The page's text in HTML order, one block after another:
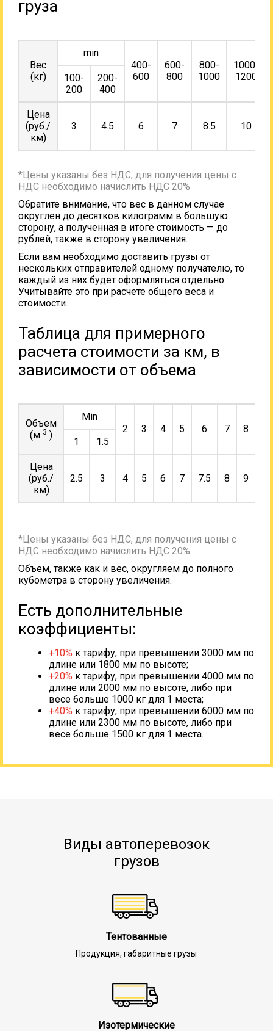
груза
Вес
(кг)
min
400-
600
600-
800
800-
1000
1000-
1200
100-
200
200-
400
Цена
(руб./
км)
3 4.5 6 7 8.5 10
*Цены указаны без НДС, для получения цены с
НДС необходимо начислить НДС 20%
Обратите внимание, что вес в данном случае
округлен до десятков килограмм в большую
сторону, а полученная в итоге стоимость — до
рублей, также в сторону увеличения.
Если вам необходимо доставить грузы от
нескольких отправителей одному получателю, то
каждый из них будет оформляться отдельно.
Учитывайте это при расчете общего веса и
стоимости.
Таблица для примерного
расчета стоимости за км, в
зависимости от объема
Объем
(м 3 )
Min
2
3 4 5 6 7 8
1
1.5
Цена
(руб./
км)
2.5 3 4 5 6 7 7.5 8 9
*Цены указаны без НДС, для получения цены с
НДС необходимо начислить НДС 20%
Объем, также как и вес, округляем до полного
кубометра в сторону увеличения.
Есть дополнительные
коэффициенты:
+10% к тарифу, при превышении 3000 мм по
длине или 1800 мм по высоте;
+20% к тарифу, при превышении 4000 мм по
длине или 2000 мм по высоте, либо при
весе больше 1000 кг для 1 места;
+40% к тарифу, при превышении 6000 мм по
длине или 2300 мм по высоте, либо при
весе больше 1500 кг для 1 места.
Виды автоперевозок
грузов
Тентованные
Продукция, габаритные грузы
Изотермические